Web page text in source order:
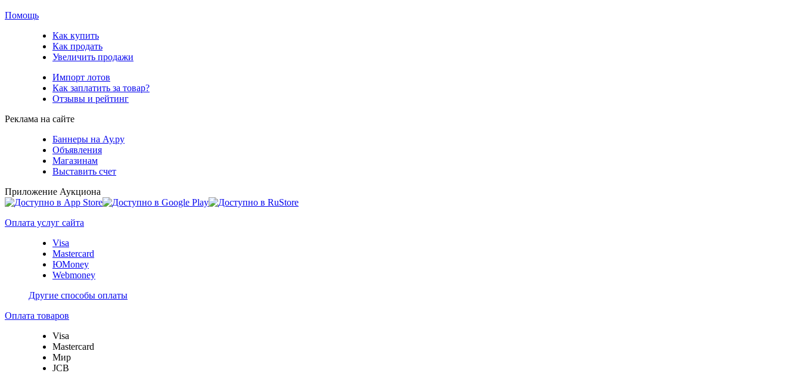
Помощь
Как купить
Как продать
Увеличить продажи
Импорт лотов
Как заплатить за товар?
Отзывы и рейтинг
Реклама на сайте
Баннеры на Ау.ру
Объявления
Магазинам
Выставить счет
Приложение Аукциона
Оплата услуг сайта
Visa
Mastercard
ЮMoney
Webmoney
Другие способы оплаты
Оплата товаров
Visa
Mastercard
Мир
JCB